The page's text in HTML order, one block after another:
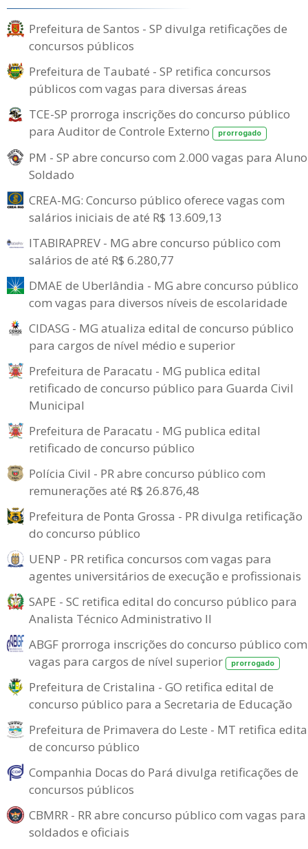
Prefeitura de Santos - SP divulga retificações de
concursos públicos
Prefeitura de Taubaté - SP retifica concursos
públicos com vagas para diversas áreas
TCE-SP prorroga inscrições do concurso público
para Auditor de Controle Externo
prorrogado
PM - SP abre concurso com 2.000 vagas para
Soldado
CREA-MG: Concurso público oferece vagas com
salários iniciais de até R$ 13.609,13
ITABIRAPREV - MG abre concurso público com
salários de até R$ 6.280,77
DMAE de Uberlândia - MG abre concurso público
com vagas para diversos níveis de escolaridade
CIDASG - MG atualiza edital de concurso público
para cargos de nível médio e superior
Prefeitura de Paracatu - MG publica edital
retificado de concurso público para Guarda Civil
Municipal
Prefeitura de Paracatu - MG publica edital
retificado de concurso público
Polícia Civil - PR abre concurso público com
remunerações até R$ 26.876,48
Prefeitura de Ponta Grossa - PR divulga retificação
do concurso público
UENP - PR retifica concursos com vagas para
agentes universitários de execução e profissionais
SAPE - SC retifica edital do concurso público para
Analista Técnico Administrativo II
ABGF prorroga inscrições do concurso público com
vagas para cargos de nível superior
prorrogado
Prefeitura de Cristalina - GO retifica edital de
concurso público para a Secretaria de Educação
Prefeitura de Primavera do Leste - MT retifica
de concurso público
Companhia Docas do Pará divulga retificações de
concursos públicos
CBMRR - RR abre concurso público com vagas para
soldados e oficiais